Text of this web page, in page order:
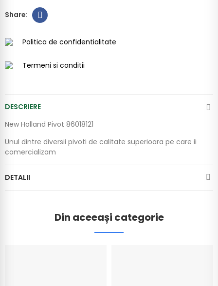
Politica de confidentialitate
Termeni si conditii
DESCRIERE
New Holland Pivot 86018121
Unul dintre diversii pivoti de calitate superioara pe care ii
comercializam
DETALII
Din aceeași categorie